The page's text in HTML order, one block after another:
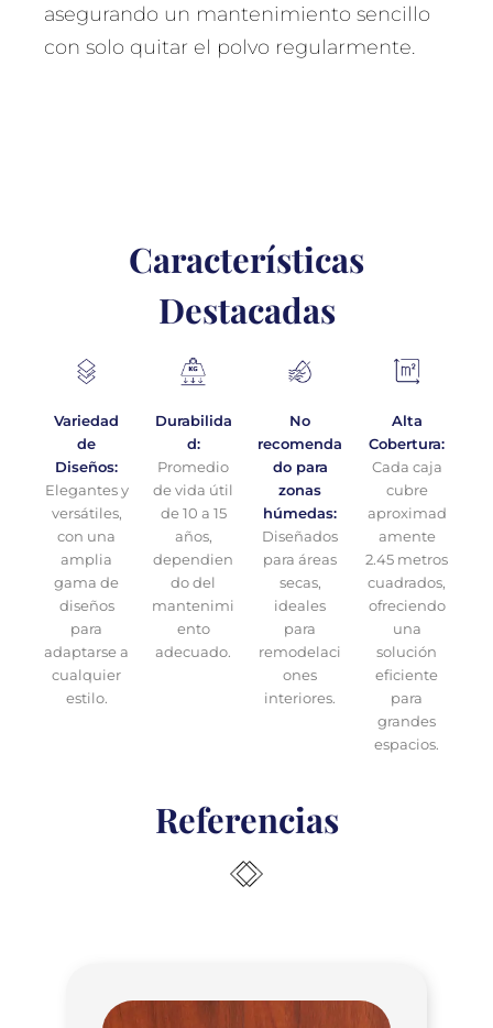
asegurando un mantenimiento sencillo
con solo quitar el polvo regularmente.
Características
Destacadas
Variedad
de
Diseños:
Elegantes y
versátiles,
con una
amplia
gama de
diseños
para
adaptarse a
cualquier
estilo.
Durabilida
d:
Promedio
de vida útil
de 10 a 15
años,
dependien
do del
mantenimi
ento
adecuado.
No
recomenda
do para
zonas
húmedas:
Diseñados
para áreas
secas,
ideales
para
remodelaci
ones
interiores.
Alta
Cobertura:
Cada caja
cubre
aproximad
amente
2.45 metros
cuadrados,
ofreciendo
una
solución
eficiente
para
grandes
espacios.
Referencias